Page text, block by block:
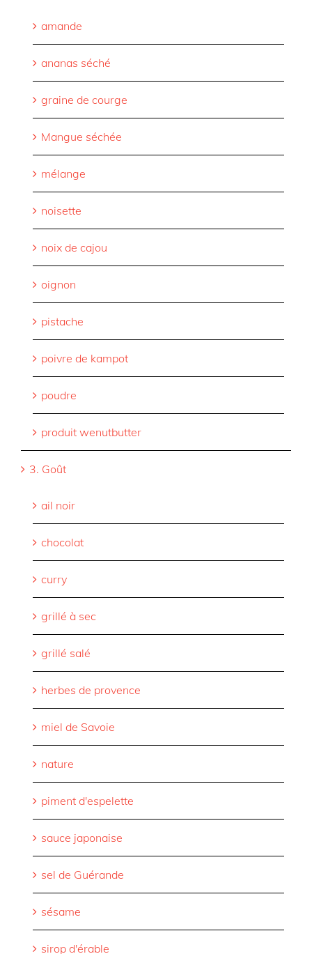
amande
ananas séché
graine de courge
Mangue séchée
mélange
noisette
noix de cajou
oignon
pistache
poivre de kampot
poudre
produit wenutbutter
3. Goût
ail noir
chocolat
curry
grillé à sec
grillé salé
herbes de provence
miel de Savoie
nature
piment d'espelette
sauce japonaise
sel de Guérande
sésame
sirop d'érable